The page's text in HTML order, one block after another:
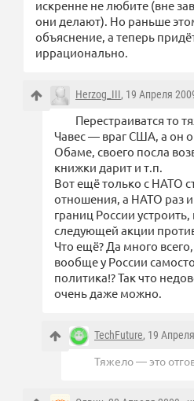
искренне не любите (вне
они делают). Но раньше
объяснение, а теперь
иррационально.
Herzog_III, 19 Апреля
Перестраиватся то
Чавес — враг США, а он
Обаме, своего посла
книжки дарит и т.п.
Вот ещё только с НАТО
отношения, а НАТО раз
границ России
следующей акции
Что ещё? Да много
вообще у России
политика!? Так что
очень даже можно.
TechFuture, 19
Тяжело — это